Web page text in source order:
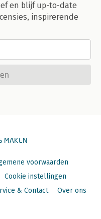
en blijf up-to-date
inspirerende
MAKEN
voorwaarden
Cookie instellingen
& Contact Over ons